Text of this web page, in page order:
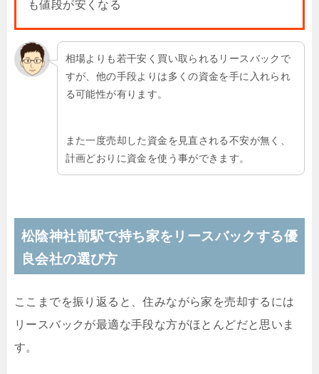
も値段が安くなる
相場よりも若干安く買い取られるリースバックで
すが、他の手段よりは多くの資金を手に入れられ
る可能性が有ります。
また一度売却した資金を見直される不安が無く、
計画どおりに資金を使う事ができます。
松陰神社前駅で持ち家をリースバックする優
良会社の選び方
ここまでを振り返ると、住みながら家を売却するには
リースバックが最適な手段な方がほとんどだと思いま
す。